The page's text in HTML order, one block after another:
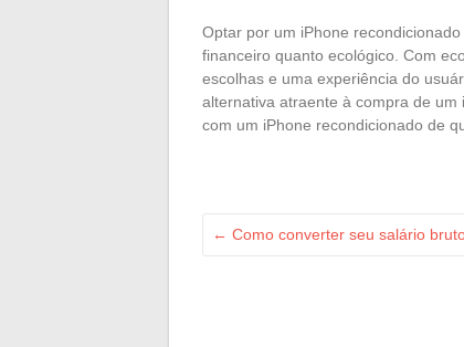
Optar por um iPhone
financeiro quanto ecológico. Com
escolhas e uma experiência do
alternativa atraente à compra de
com um iPhone recondicionado de
← Como converter seu salário